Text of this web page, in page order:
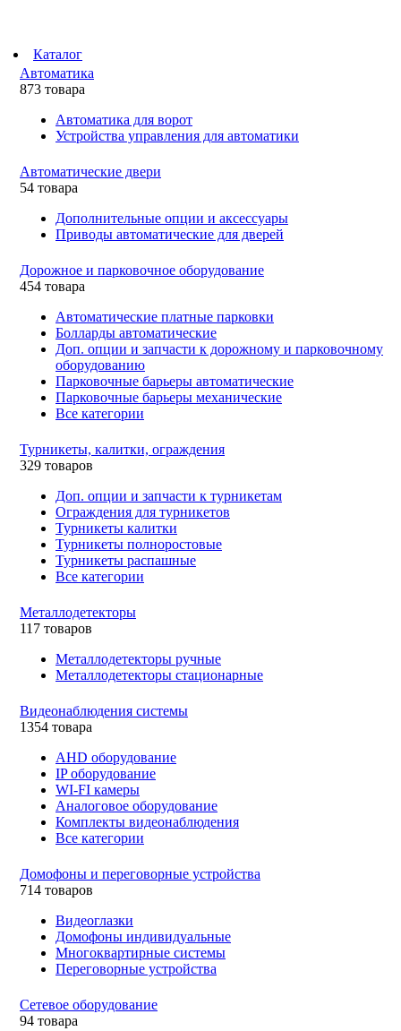
Каталог
Автоматика
873 товара
Автоматика для ворот
Устройства управления для автоматики
Автоматические двери
54 товара
Дополнительные опции и аксессуары
Приводы автоматические для дверей
Дорожное и парковочное оборудование
454 товара
Автоматические платные парковки
Болларды автоматические
Доп. опции и запчасти к дорожному и парковочному
оборудованию
Парковочные барьеры автоматические
Парковочные барьеры механические
Все категории
Турникеты, калитки, ограждения
329 товаров
Доп. опции и запчасти к турникетам
Ограждения для турникетов
Турникеты калитки
Турникеты полноростовые
Турникеты распашные
Все категории
Металлодетекторы
117 товаров
Металлодетекторы ручные
Металлодетекторы стационарные
Видеонаблюдения cистемы
1354 товара
AHD оборудование
IP оборудование
WI-FI камеры
Аналоговое оборудование
Комплекты видеонаблюдения
Все категории
Домофоны и переговорные устройства
714 товаров
Видеоглазки
Домофоны индивидуальные
Многоквартирные системы
Переговорные устройства
Сетевое оборудование
94 товара